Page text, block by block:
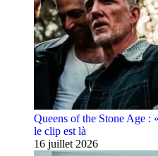
Queens of the Stone Age :
le clip est là
16 juillet 2026